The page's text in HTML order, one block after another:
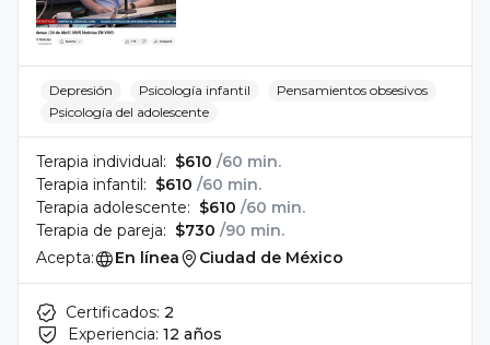
Depresión Psicología infantil
Pensamientos obsesivos
Psicología del adolescente
Terapia individual: $610 /60 min.
Terapia infantil: $610 /60 min.
Terapia adolescente: $610 /60 min.
Terapia de pareja: $730 /90 min.
Acepta:
En línea Ciudad de México
Certificados: 2
Experiencia: 12 años